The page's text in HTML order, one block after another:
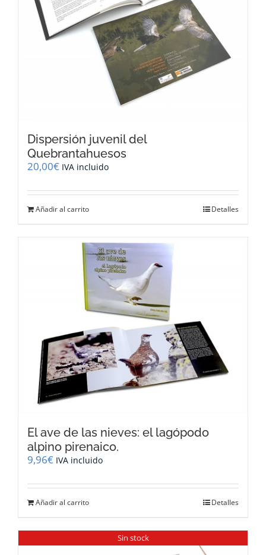
Dispersión juvenil del
Quebrantahuesos
20,00€ IVA incluido
Añadir al carrito Detalles
El ave de las nieves: el lagópodo
alpino pirenaico.
9,96€ IVA incluido
Añadir al carrito Detalles
Sin stock